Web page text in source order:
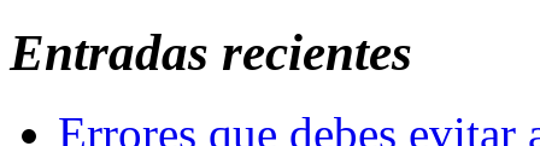
Entradas recientes
Errores que debes